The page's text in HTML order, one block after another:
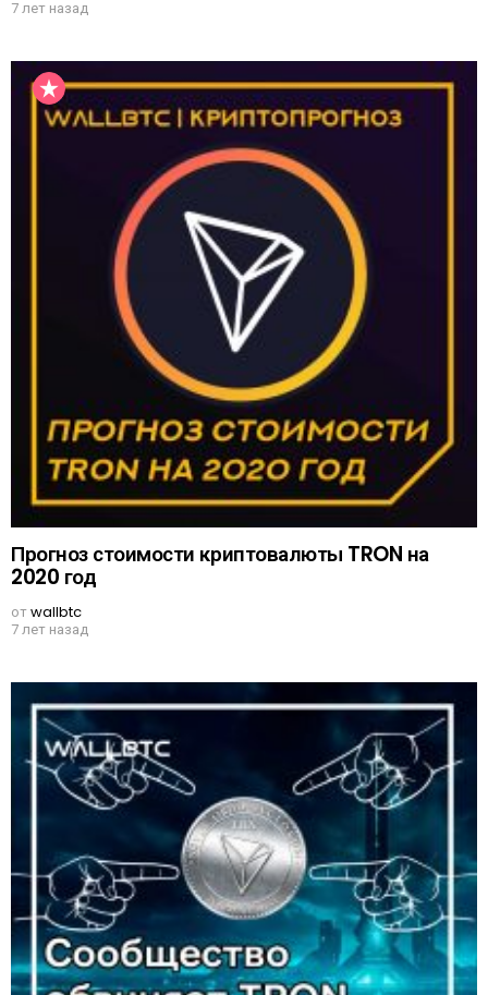
7 лет назад
Прогноз стоимости криптовалюты TRON на
2020 год
отwallbtc
7 лет назад